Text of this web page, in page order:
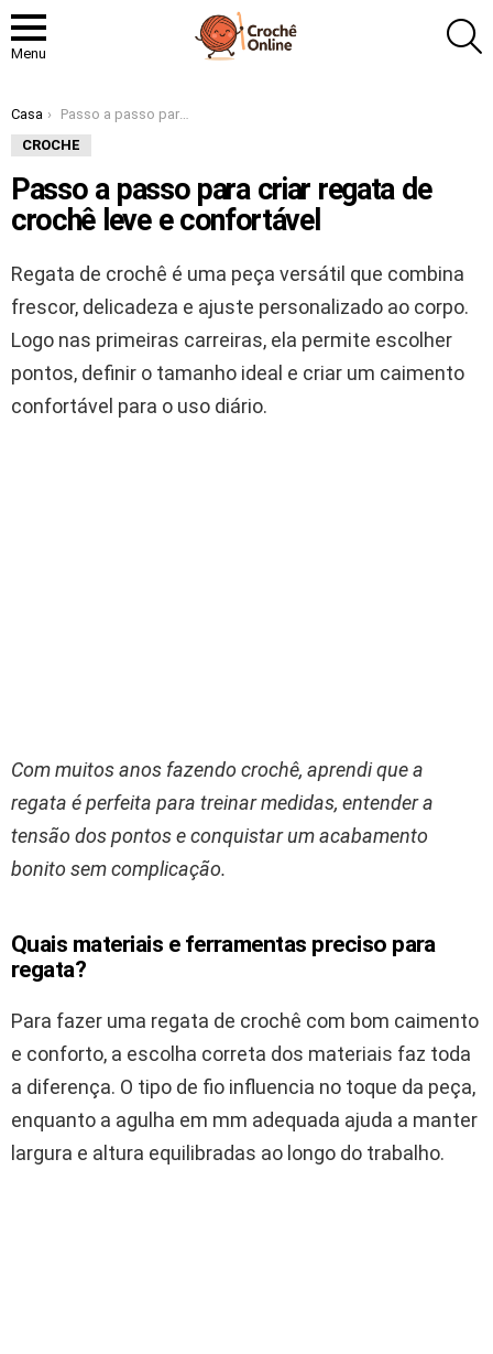
Menu
Você está aqui:
Casa
Passo a passo para criar regata de crochê leve e confortável
CROCHE
Passo a passo para criar regata de
crochê leve e confortável
Regata de crochê é uma peça versátil que combina
frescor, delicadeza e ajuste personalizado ao corpo.
Logo nas primeiras carreiras, ela permite escolher
pontos, definir o tamanho ideal e criar um caimento
confortável para o uso diário.
Com muitos anos fazendo crochê, aprendi que a
regata é perfeita para treinar medidas, entender a
tensão dos pontos e conquistar um acabamento
bonito sem complicação.
Quais materiais e ferramentas preciso para
regata?
Para fazer uma regata de crochê com bom caimento
e conforto, a escolha correta dos materiais faz toda
a diferença. O tipo de fio influencia no toque da peça,
enquanto a agulha em mm adequada ajuda a manter
largura e altura equilibradas ao longo do trabalho.